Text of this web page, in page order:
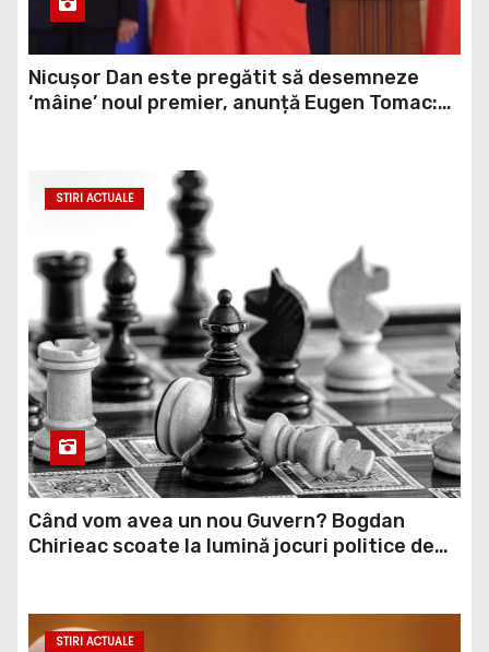
Nicușor Dan este pregătit să desemneze
‘mâine’ noul premier, anunță Eugen Tomac:
STIRI ACTUALE
Când vom avea un nou Guvern? Bogdan
Chirieac scoate la lumină jocuri politice de
STIRI ACTUALE